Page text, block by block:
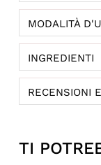
MODALITÀ
INGREDIENTI
RECENSIONI
TI